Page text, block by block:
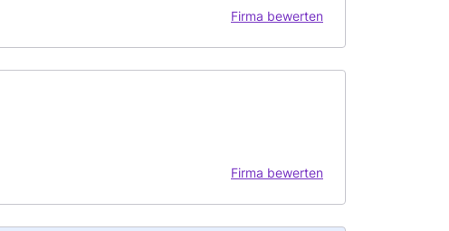
Firma bewerten
Firma bewerten